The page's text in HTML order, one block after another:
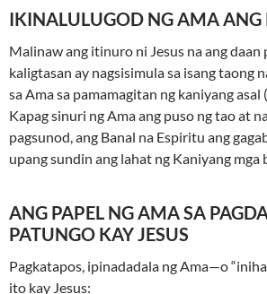
IKINALULUGOD NG AMA ANG
Malinaw ang itinuro ni Jesus na ang daan
kaligtasan ay nagsisimula sa isang taong
sa Ama sa pamamagitan ng kaniyang asal (
Kapag sinuri ng Ama ang puso ng tao at
pagsunod, ang Banal na Espiritu ang
upang sundin ang lahat ng Kaniyang mga
ANG PAPEL NG AMA SA
PATUNGO KAY JESUS
Pagkatapos, ipinadadala ng Ama—o
ito kay Jesus: